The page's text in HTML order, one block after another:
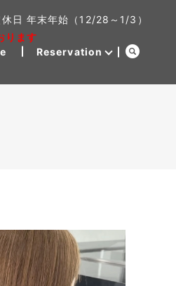
Reservation
日 年末年始（12/28～1/3）
ります